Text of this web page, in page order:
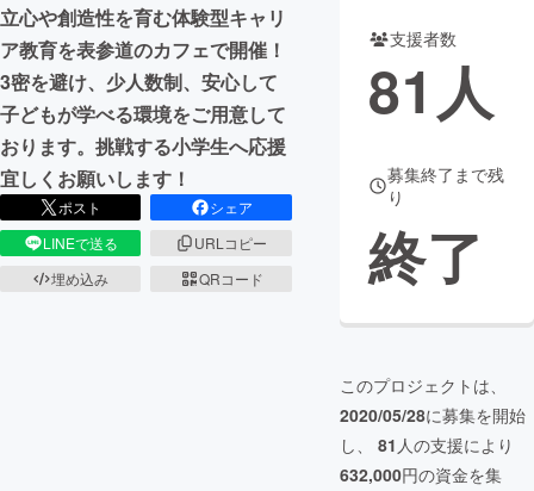
立心や創造性を育む体験型キャリ
ア教育を表参道のカフェで開催！
3密を避け、少人数制、安心して
子どもが学べる環境をご用意して
おります。挑戦する小学生へ応援
宜しくお願いします！
ポスト
シェア
LINEで送る
URLコピー
埋め込み
QRコード
支援者数
81 人
募集終了まで残
り
終了
このプロジェクトは、
2020/05/28に募集を開始
し、 81 人の支援により
632,000円の資金を集